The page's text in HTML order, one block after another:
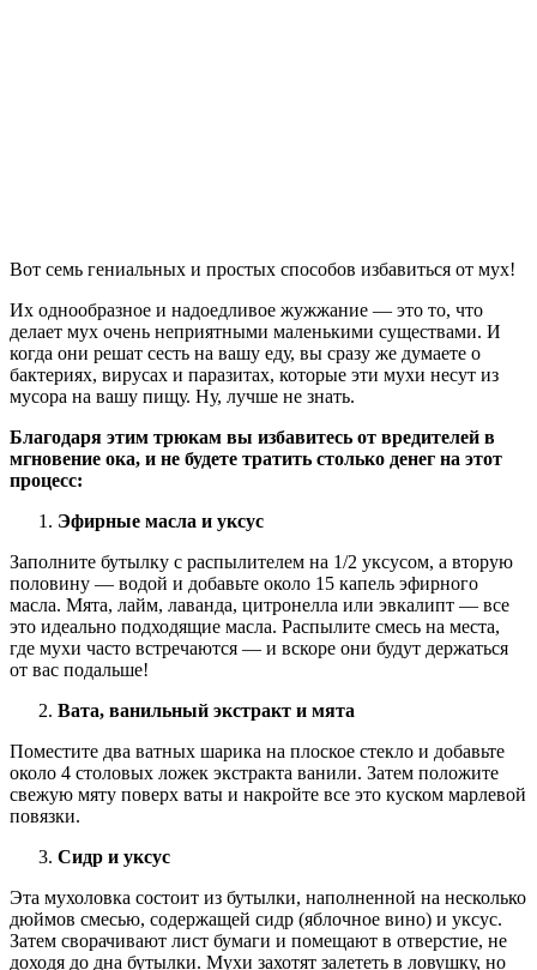
Вот семь гениальных и простых способов избавиться от мух!
Их однообразное и надоедливое жужжание — это то, что
делает мух очень неприятными маленькими существами. И
когда они решат сесть на вашу еду, вы сразу же думаете о
бактериях, вирусах и паразитах, которые эти мухи несут из
мусора на вашу пищу. Ну, лучше не знать.
Благодаря этим трюкам вы избавитесь от вредителей в
мгновение ока, и не будете тратить столько денег на этот
процесс:
Эфирные масла и уксус
Заполните бутылку с распылителем на 1/2 уксусом, а вторую
половину — водой и добавьте около 15 капель эфирного
масла. Мята, лайм, лаванда, цитронелла или эвкалипт — все
это идеально подходящие масла. Распылите смесь на места,
где мухи часто встречаются — и вскоре они будут держаться
от вас подальше!
Вата, ванильный экстракт и мята
Поместите два ватных шарика на плоское стекло и добавьте
около 4 столовых ложек экстракта ванили. Затем положите
свежую мяту поверх ваты и накройте все это куском марлевой
повязки.
Сидр и уксус
Эта мухоловка состоит из бутылки, наполненной на несколько
дюймов смесью, содержащей сидр (яблочное вино) и уксус.
Затем сворачивают лист бумаги и помещают в отверстие, не
доходя до дна бутылки. Мухи захотят залететь в ловушку, но